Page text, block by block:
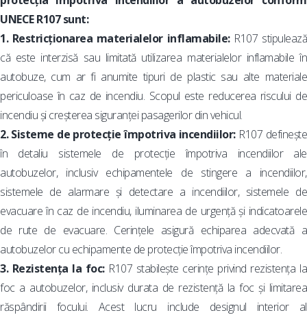
UNECE R107 sunt:
1. Restricționarea materialelor inflamabile:R107 stipulează
că este interzisă sau limitată utilizarea materialelor inflamabile în
autobuze, cum ar fi anumite tipuri de plastic sau alte materiale
periculoase în caz de incendiu. Scopul este reducerea riscului de
incendiu și creșterea siguranței pasagerilor din vehicul.
2. Sisteme de protecție împotriva incendiilor: R107 definește
în detaliu sistemele de protecție împotriva incendiilor ale
autobuzelor, inclusiv echipamentele de stingere a incendiilor,
sistemele de alarmare și detectare a incendiilor, sistemele de
evacuare în caz de incendiu, iluminarea de urgență și indicatoarele
de rute de evacuare. Cerințele asigură echiparea adecvată a
autobuzelor cu echipamente de protecție împotriva incendiilor.
3. Rezistența la foc: R107 stabilește cerințe privind rezistența la
foc a autobuzelor, inclusiv durata de rezistență la foc și limitarea
răspândirii focului. Acest lucru include designul interior al